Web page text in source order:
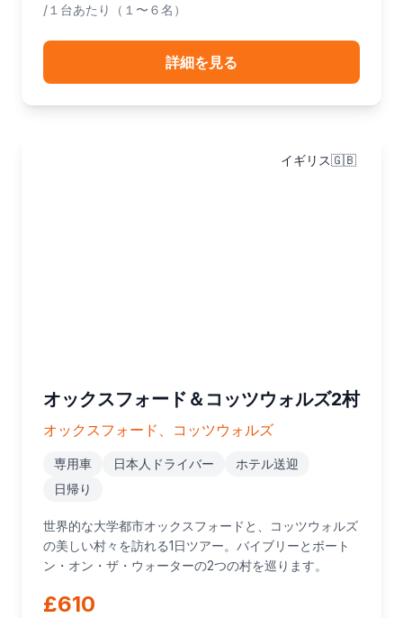
/１台あたり（１〜６名）
詳細を見る
イギリス🇬🇧
オックスフォード＆コッツウォルズ2村
オックスフォード、コッツウォルズ
専用車 日本人ドライバー
ホテル送迎
日帰り
世界的な大学都市オックスフォードと、コッツウォルズ
の美しい村々を訪れる1日ツアー。バイブリーとボート
ン・オン・ザ・ウォーターの2つの村を巡ります。
£610